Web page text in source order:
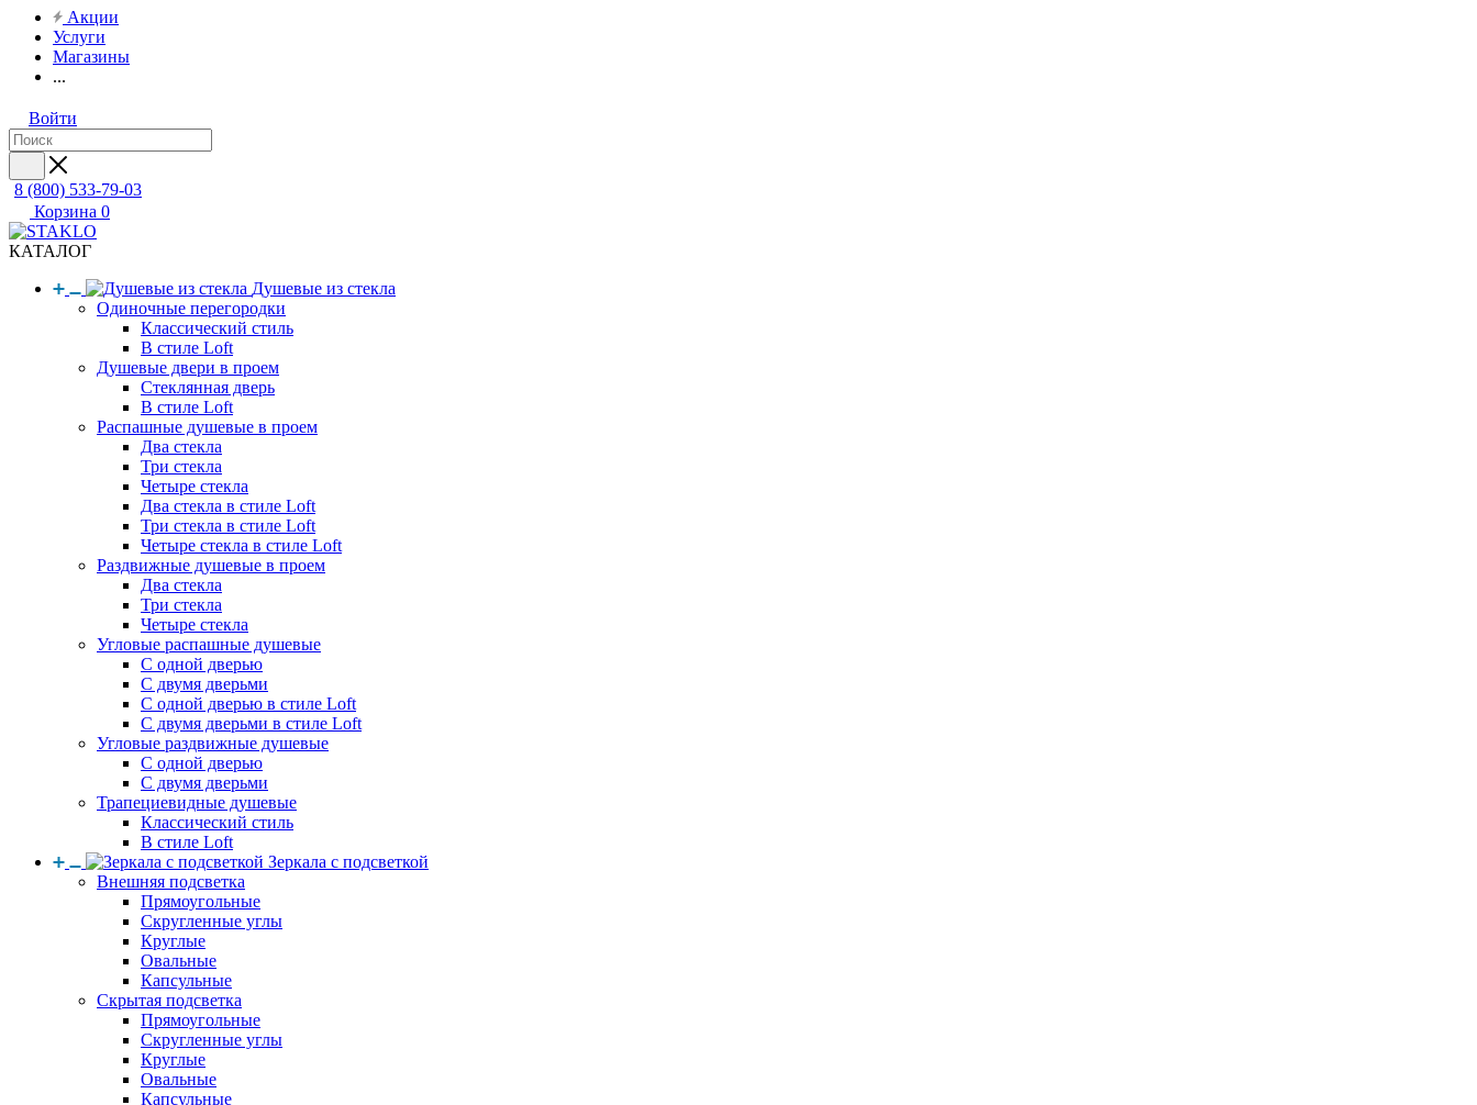
Акции
Услуги
Магазины
...
Войти
8 (800) 533-79-03
Корзина 0
КАТАЛОГ
Душевые из стекла
Одиночные перегородки
Классический стиль
В стиле Loft
Душевые двери в проем
Стеклянная дверь
В стиле Loft
Распашные душевые в проем
Два стекла
Три стекла
Четыре стекла
Два стекла в стиле Loft
Три стекла в стиле Loft
Четыре стекла в стиле Loft
Раздвижные душевые в проем
Два стекла
Три стекла
Четыре стекла
Угловые распашные душевые
С одной дверью
С двумя дверьми
С одной дверью в стиле Loft
С двумя дверьми в стиле Loft
Угловые раздвижные душевые
С одной дверью
С двумя дверьми
Трапециевидные душевые
Классический стиль
В стиле Loft
Зеркала с подсветкой
Внешняя подсветка
Прямоугольные
Скругленные углы
Круглые
Овальные
Капсульные
Скрытая подсветка
Прямоугольные
Скругленные углы
Круглые
Овальные
Капсульные